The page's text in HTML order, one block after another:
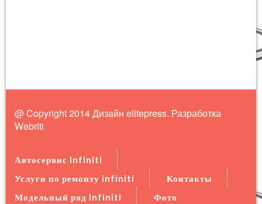
@ Copyright 2014 Дизайн elitepress. Разработка
Webriti
Автосервис Infiniti
Услуги по ремонту infiniti
Контакты
Модельный ряд Infiniti
Фото